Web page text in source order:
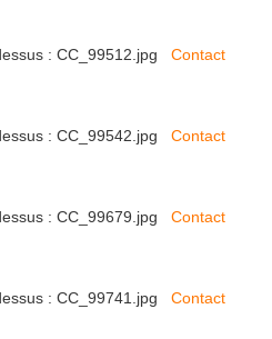
: CC_99512.jpg Contact
: CC_99542.jpg Contact
: CC_99679.jpg Contact
: CC_99741.jpg Contact